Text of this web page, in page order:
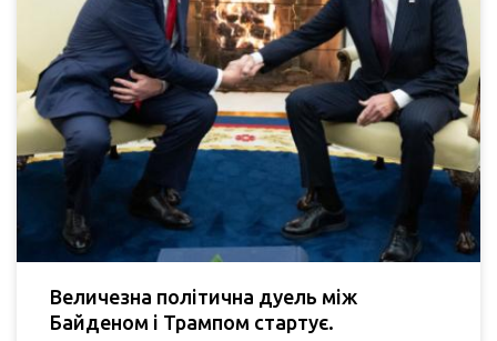
Величезна політична дуель між
Байденом і Трампом стартує.